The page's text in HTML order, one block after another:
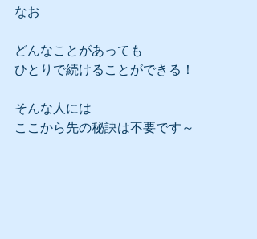
なお
どんなことがあっても
ひとりで続けることができる！
そんな人には
ここから先の秘訣は不要です～